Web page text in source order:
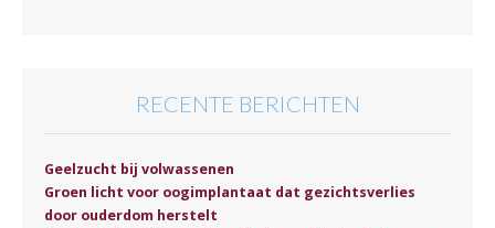
RECENTE BERICHTEN
Geelzucht bij volwassenen
Groen licht voor oogimplantaat dat gezichtsverlies
door ouderdom herstelt